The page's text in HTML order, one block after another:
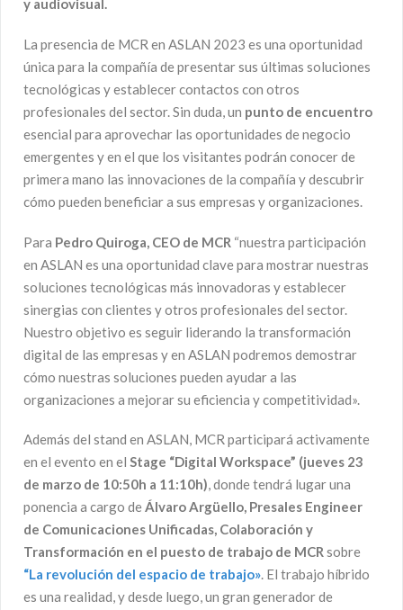
y audiovisual.
La presencia de MCR en ASLAN 2023 es una oportunidad
única para la compañía de presentar sus últimas soluciones
tecnológicas y establecer contactos con otros
profesionales del sector. Sin duda, un punto de encuentro
esencial para aprovechar las oportunidades de negocio
emergentes y en el que los visitantes podrán conocer de
primera mano las innovaciones de la compañía y descubrir
cómo pueden beneficiar a sus empresas y organizaciones.
Para Pedro Quiroga, CEO de MCR “nuestra participación
en ASLAN es una oportunidad clave para mostrar nuestras
soluciones tecnológicas más innovadoras y establecer
sinergias con clientes y otros profesionales del sector.
Nuestro objetivo es seguir liderando la transformación
digital de las empresas y en ASLAN podremos demostrar
cómo nuestras soluciones pueden ayudar a las
organizaciones a mejorar su eficiencia y competitividad».
Además del stand en ASLAN, MCR participará activamente
en el evento en el Stage “Digital Workspace” (jueves 23
de marzo de 10:50h a 11:10h), donde tendrá lugar una
ponencia a cargo deÁlvaro Argüello, Presales Engineer
de Comunicaciones Unificadas, Colaboración y
Transformación en el puesto de trabajo de MCR sobre
“La revolución del espacio de trabajo». El trabajo híbrido
es una realidad, y desde luego, un gran generador de